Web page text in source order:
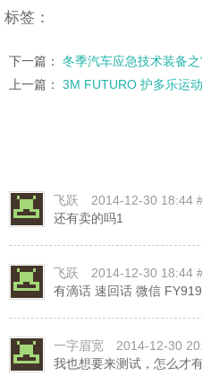
标签：
下一篇： 冬季汽车应急技术装备之
上一篇： 3M FUTURO 护多乐运
飞跃
2014-12-30 18:44
还有卖的吗1
飞跃
2014-12-30 18:44
有滴话 速回话 微信
一字眉宽
2014-12-30
我也想要来测试，怎么才有